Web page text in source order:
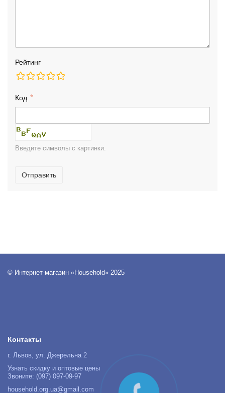
Рейтинг
Код
Введите символы с картинки.
Отправить
© Интернет-магазин «Household» 2025
Контакты
г. Львов, ул. Джерельна 2
Узнать скидку и оптовые цены
Звоните: (097) 097-09-97
household.org.ua@gmail.com